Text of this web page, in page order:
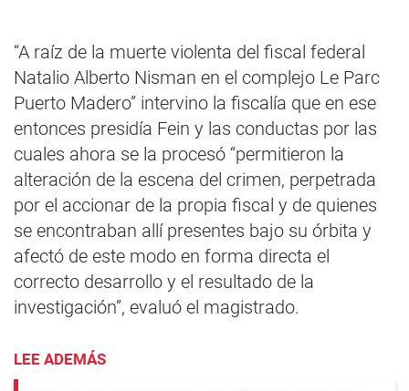
“A raíz de la muerte violenta del fiscal federal
Natalio Alberto Nisman en el complejo Le Parc
Puerto Madero” intervino la fiscalía que en ese
entonces presidía Fein y las conductas por las
cuales ahora se la procesó “permitieron la
alteración de la escena del crimen, perpetrada
por el accionar de la propia fiscal y de quienes
se encontraban allí presentes bajo su órbita y
afectó de este modo en forma directa el
correcto desarrollo y el resultado de la
investigación”, evaluó el magistrado.
LEE ADEMÁS